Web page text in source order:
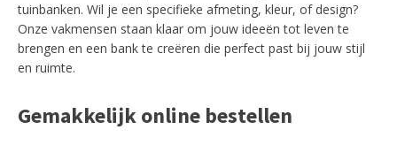
tuinbanken. Wil je een specifieke afmeting, kleur, of design?
Onze vakmensen staan klaar om jouw ideeën tot leven te
brengen en een bank te creëren die perfect past bij jouw stijl
en ruimte.
Gemakkelijk online bestellen